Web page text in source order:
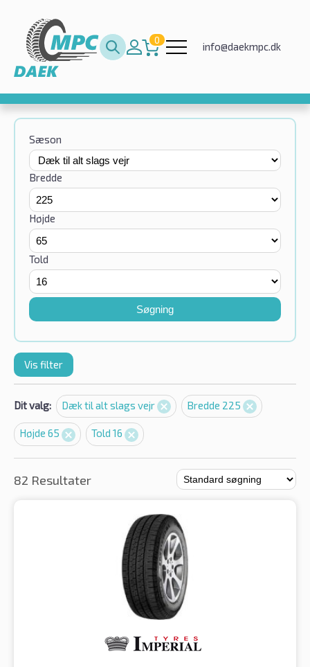
0
info@daekmpc.dk
Sæson
Bredde
Højde
Told
Søgning
Vis filter
Dit valg: Dæk til alt slags vejr Bredde 225
Højde 65 Told 16
82 Resultater